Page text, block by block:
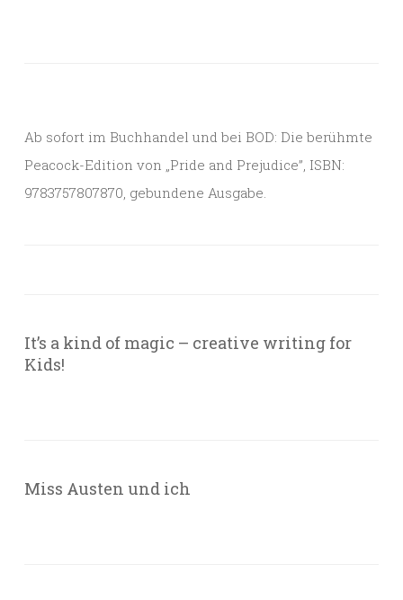
Ab sofort im Buchhandel und bei BOD: Die berühmte
Peacock-Edition von „Pride and Prejudice”, ISBN:
9783757807870, gebundene Ausgabe.
It’s a kind of magic – creative writing for
Kids!
Miss Austen und ich